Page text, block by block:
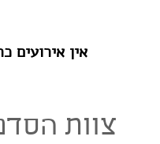
אין אירועים
צוות